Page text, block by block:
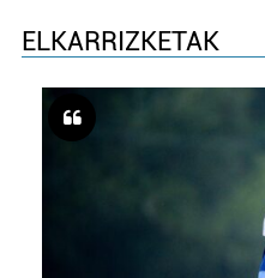
ELKARRIZKETAK